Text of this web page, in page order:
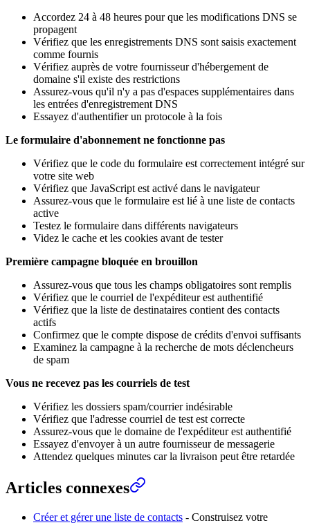
Accordez 24 à 48 heures pour que les modifications DNS se
propagent
Vérifiez que les enregistrements DNS sont saisis exactement
comme fournis
Vérifiez auprès de votre fournisseur d'hébergement de
domaine s'il existe des restrictions
Assurez-vous qu'il n'y a pas d'espaces supplémentaires dans
les entrées d'enregistrement DNS
Essayez d'authentifier un protocole à la fois
Le formulaire d'abonnement ne fonctionne pas
Vérifiez que le code du formulaire est correctement intégré sur
votre site web
Vérifiez que JavaScript est activé dans le navigateur
Assurez-vous que le formulaire est lié à une liste de contacts
active
Testez le formulaire dans différents navigateurs
Videz le cache et les cookies avant de tester
Première campagne bloquée en brouillon
Assurez-vous que tous les champs obligatoires sont remplis
Vérifiez que le courriel de l'expéditeur est authentifié
Vérifiez que la liste de destinataires contient des contacts
actifs
Confirmez que le compte dispose de crédits d'envoi suffisants
Examinez la campagne à la recherche de mots déclencheurs
de spam
Vous ne recevez pas les courriels de test
Vérifiez les dossiers spam/courrier indésirable
Vérifiez que l'adresse courriel de test est correcte
Assurez-vous que le domaine de l'expéditeur est authentifié
Essayez d'envoyer à un autre fournisseur de messagerie
Attendez quelques minutes car la livraison peut être retardée
Articles connexes
Créer et gérer une liste de contacts - Construisez votre